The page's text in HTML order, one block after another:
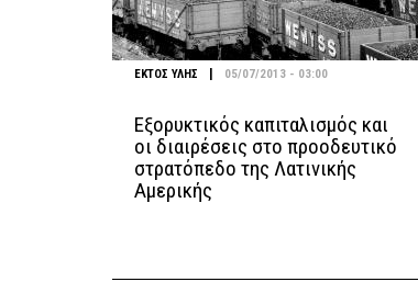
ΕΚΤΟΣ ΥΛΗΣ | 05/07/2013 - 03:00
Εξορυκτικός καπιταλισμός και
οι διαιρέσεις στο προοδευτικό
στρατόπεδο της Λατινικής
Αμερικής